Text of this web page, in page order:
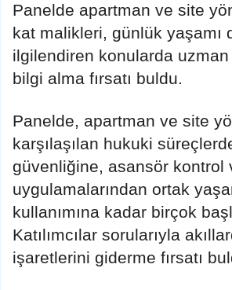
Panelde apartman ve site
kat malikleri, günlük yaşamı
ilgilendiren konularda
bilgi alma fırsatı buldu.
Panelde, apartman ve site
karşılaşılan hukuki
güvenliğine, asansör kontrol
uygulamalarından ortak
kullanımına kadar birçok
Katılımcılar sorularıyla
işaretlerini giderme fırsatı